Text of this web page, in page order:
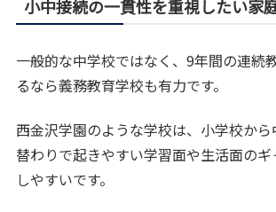
小中接続の一貫性を重視したい家
一般的な中学校ではなく、9年間の連続
るなら義務教育学校も有力です。
西金沢学園のような学校は、小学校から
替わりで起きやすい学習面や生活面のギ
しやすいです。